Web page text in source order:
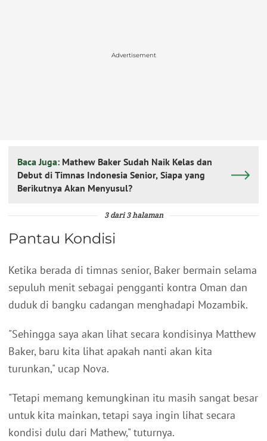
Advertisement
Baca Juga: Mathew Baker Sudah Naik Kelas dan
Debut di Timnas Indonesia Senior, Siapa yang
Berikutnya Akan Menyusul?
3 dari 3 halaman
Pantau Kondisi
Ketika berada di timnas senior, Baker bermain selama
sepuluh menit sebagai pengganti kontra Oman dan
duduk di bangku cadangan menghadapi Mozambik.
"Sehingga saya akan lihat secara kondisinya Matthew
Baker, baru kita lihat apakah nanti akan kita
turunkan," ucap Nova.
"Tetapi memang kemungkinan itu masih sangat besar
untuk kita mainkan, tetapi saya ingin lihat secara
kondisi dulu dari Mathew," tuturnya.